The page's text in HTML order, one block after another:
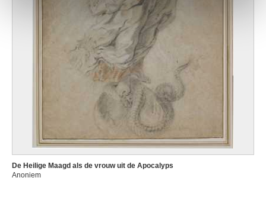
De Heilige Maagd als de vrouw uit de Apocalyps
Anoniem